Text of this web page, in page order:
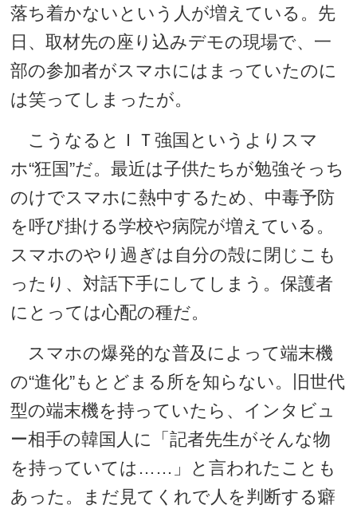
落ち着かないという人が増えている。先
日、取材先の座り込みデモの現場で、一
部の参加者がスマホにはまっていたのに
は笑ってしまったが。
こうなるとＩＴ強国というよりスマ
ホ“狂国”だ。最近は子供たちが勉強そっち
のけでスマホに熱中するため、中毒予防
を呼び掛ける学校や病院が増えている。
スマホのやり過ぎは自分の殻に閉じこも
ったり、対話下手にしてしまう。保護者
にとっては心配の種だ。
スマホの爆発的な普及によって端末機
の“進化”もとどまる所を知らない。旧世代
型の端末機を持っていたら、インタビュ
ー相手の韓国人に「記者先生がそんな物
を持っていては……」と言われたことも
あった。まだ見てくれで人を判断する癖